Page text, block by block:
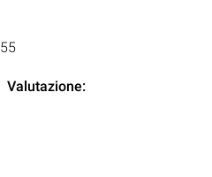
Valutazione: